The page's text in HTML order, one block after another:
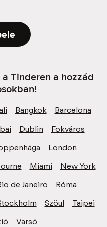
Tinderen a hozzád
Bangkok
Barcelona
Dublin
Fokváros
London
Miami
New York
de Janeiro
Róma
Szöul
Taipei
Varsó